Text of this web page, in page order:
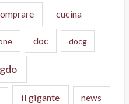
cucina
doc docg
gdo
il gigante news